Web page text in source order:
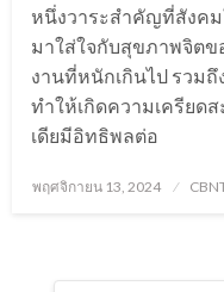
หนึ่งวาระสำคัญที่สังค
มาใส่ใจกับสุขภาพจิตข
งานที่หนักเกินไป รวม
ทำให้เกิดความเครียด
เดียมีอิทธิพลต่อ
Posted
พฤศจิกายน 13, 2024
Posts